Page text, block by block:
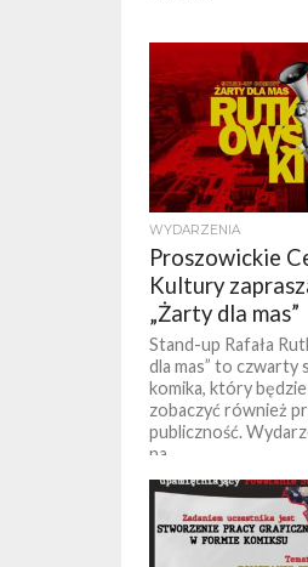
WYDARZENIA
Proszowickie
Kultury
„Żarty dla mas”
Stand-up Rafała
dla mas” to czwarty
komika, który będzie
zobaczyć również
publiczność.
na...